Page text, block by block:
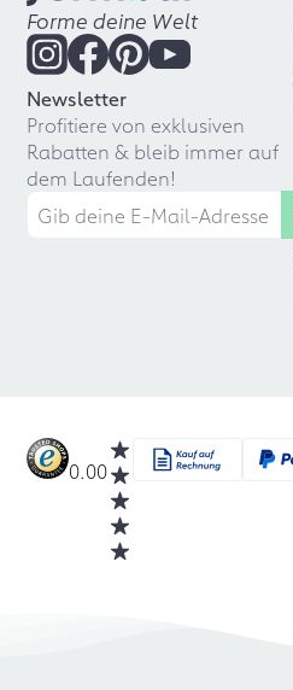
Forme deine Welt
Newsletter
Profitiere von exklusiven
Rabatten & bleib immer auf
dem Laufenden!
0.00